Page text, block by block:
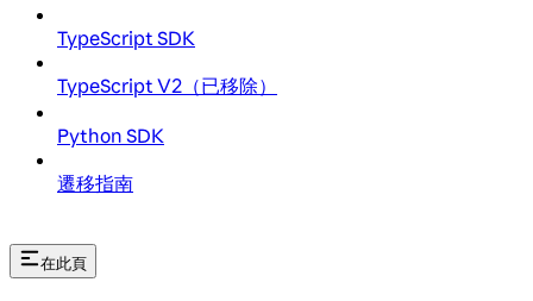
TypeScript SDK
TypeScript V2（已移除）
Python SDK
遷移指南
在此頁